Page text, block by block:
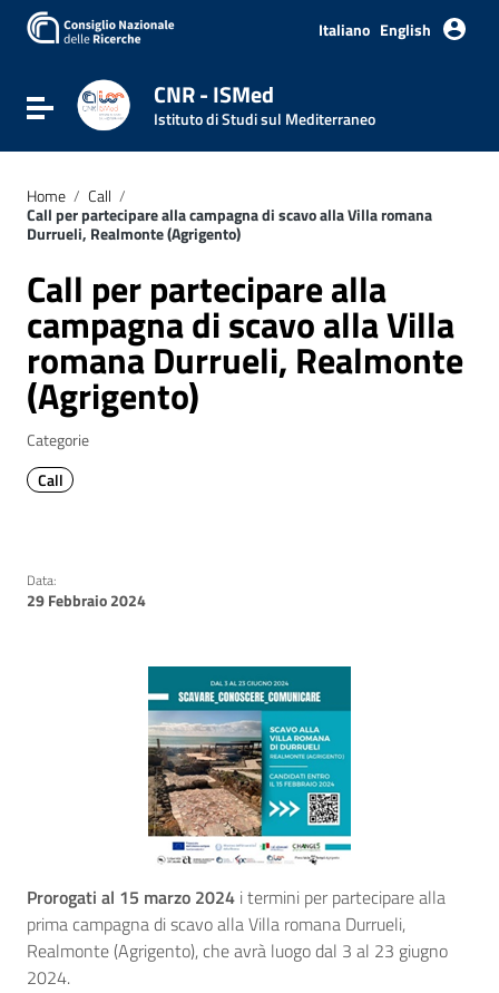
Italiano English
Attiva / disattiva la navigazione
CNR - ISMed
Istituto di Studi sul Mediterraneo
Home / Call /
Call per partecipare alla campagna di scavo alla Villa romana
Durrueli, Realmonte (Agrigento)
Call per partecipare alla
campagna di scavo alla Villa
romana Durrueli, Realmonte
(Agrigento)
Categorie
Call
Data:
29 Febbraio 2024
Prorogati al 15 marzo 2024 i termini per partecipare alla
prima campagna di scavo alla Villa romana Durrueli,
Realmonte (Agrigento), che avrà luogo dal 3 al 23 giugno
2024.